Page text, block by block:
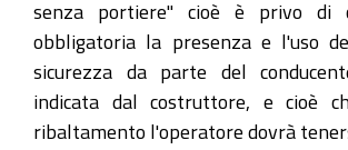
senza portiere" cioè è privo di
obbligatoria la presenza e l'uso
sicurezza da parte del
indicata dal costruttore, e cioè
ribaltamento l'operatore dovrà